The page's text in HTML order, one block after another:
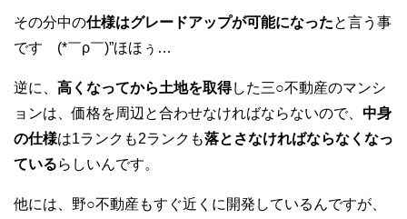
その分中の仕様はグレードアップが可能になったと言う事
です (*￣ρ￣)”ほほぅ…
逆に、 高くなってから土地を取得した三○不動産のマンシ
ョンは、価格を周辺と合わせなければならないので、 中身
の仕様は1ランクも2ランクも落とさなければならなくなっ
ているらしいんです。
他には、野○不動産もすぐ近くに開発しているんですが、